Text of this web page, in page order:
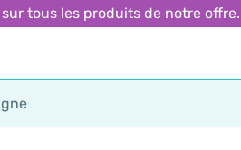
sur tous les produits de notre offre.